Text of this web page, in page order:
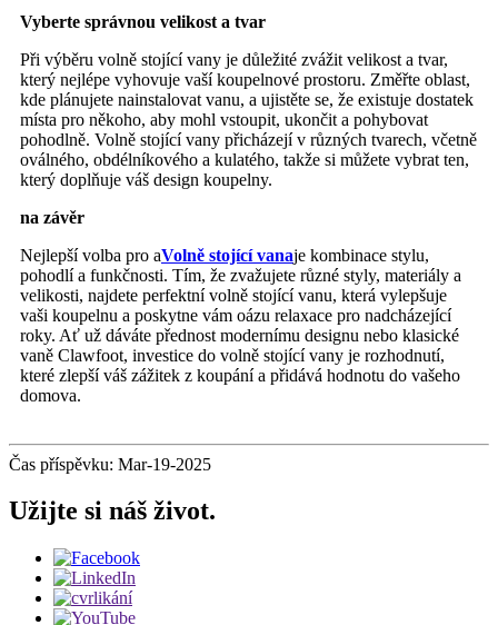
Vyberte správnou velikost a tvar
Při výběru volně stojící vany je důležité zvážit velikost a tvar,
který nejlépe vyhovuje vaší koupelnové prostoru. Změřte oblast,
kde plánujete nainstalovat vanu, a ujistěte se, že existuje dostatek
místa pro někoho, aby mohl vstoupit, ukončit a pohybovat
pohodlně. Volně stojící vany přicházejí v různých tvarech, včetně
oválného, ​​obdélníkového a kulatého, takže si můžete vybrat ten,
který doplňuje váš design koupelny.
na závěr
Nejlepší volba pro aVolně stojící vanaje kombinace stylu,
pohodlí a funkčnosti. Tím, že zvažujete různé styly, materiály a
velikosti, najdete perfektní volně stojící vanu, která vylepšuje
vaši koupelnu a poskytne vám oázu relaxace pro nadcházející
roky. Ať už dáváte přednost modernímu designu nebo klasické
vaně Clawfoot, investice do volně stojící vany je rozhodnutí,
které zlepší váš zážitek z koupání a přidává hodnotu do vašeho
domova.
Čas příspěvku: Mar-19-2025
Užijte si náš život.